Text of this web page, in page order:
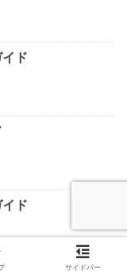
ド
ド
サイドバー